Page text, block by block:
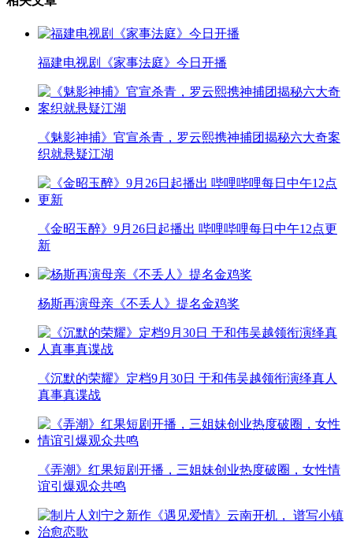
福建电视剧《家事法庭》今日开播
《魅影神捕》官宣杀青，罗云熙携神捕团揭秘六大奇案
织就悬疑江湖
《金昭玉醉》9月26日起播出 哔哩哔哩每日中午12点更
新
杨斯再演母亲《不丢人》提名金鸡奖
《沉默的荣耀》定档9月30日 于和伟吴越领衔演绎真人
真事真谍战
《弄潮》红果短剧开播，三姐妹创业热度破圈，女性情
谊引爆观众共鸣